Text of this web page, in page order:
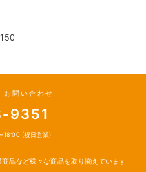
お問い合わせ
9351
(祝日営業)
品など様々な商品を取り揃えています